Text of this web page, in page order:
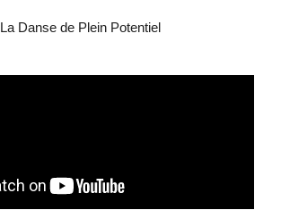
La Danse de Plein Potentiel